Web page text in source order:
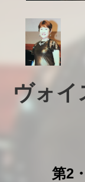
ヴォイ
第2